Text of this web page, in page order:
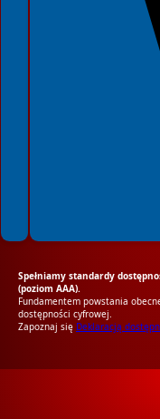
Spełniamy standardy
(poziom AAA).
Fundamentem powstania
dostępności cyfrowej.
Zapoznaj się Deklaracją